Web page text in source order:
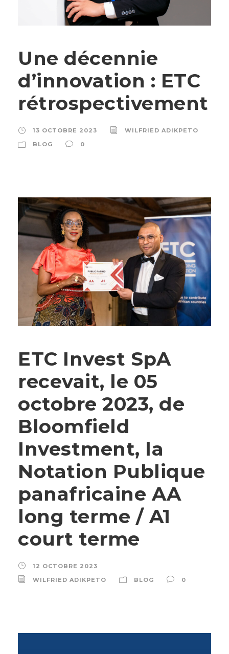
Une décennie
d’innovation : ETC
rétrospectivement
13 OCTOBRE 2023
WILFRIED ADIKPETO
BLOG
0
ETC Invest SpA
recevait, le 05
octobre 2023, de
Bloomfield
Investment, la
Notation Publique
panafricaine AA
long terme / A1
court terme
12 OCTOBRE 2023
WILFRIED ADIKPETO
BLOG 0